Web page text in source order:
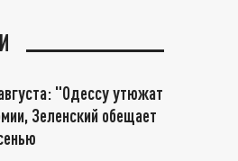
"Одессу утюжат
Зеленский обещает